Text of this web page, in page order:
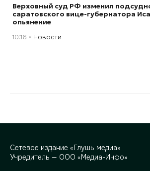
Верховный суд РФ изменил
саратовского вице-губернатора
опьянение
10:16 Новости
Сетевое издание «Глушь медиа»
Учредитель — ООО «Медиа-Инфо»